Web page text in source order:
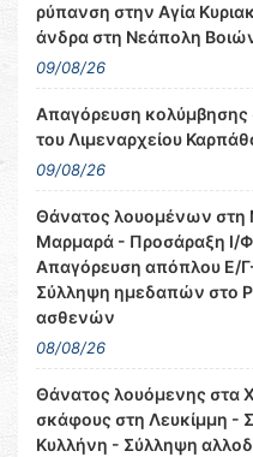
ρύπανση στην Αγία
άνδρα στη Νεάπολη
09/08/26
Απαγόρευση κολύμβησης
του Λιμεναρχείου
09/08/26
Θάνατος λουομένων στη
Μαρμαρά - Προσάραξη Ι/
Απαγόρευση απόπλου Ε/
Σύλληψη ημεδαπών στο
ασθενών
08/08/26
Θάνατος λουόμενης στα
σκάφους στη Λευκίμμη -
Κυλλήνη - Σύλληψη